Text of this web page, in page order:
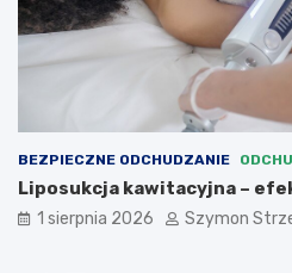
BEZPIECZNE ODCHUDZANIE
Liposukcja kawitacyjna –
1 sierpnia 2026 Szymon